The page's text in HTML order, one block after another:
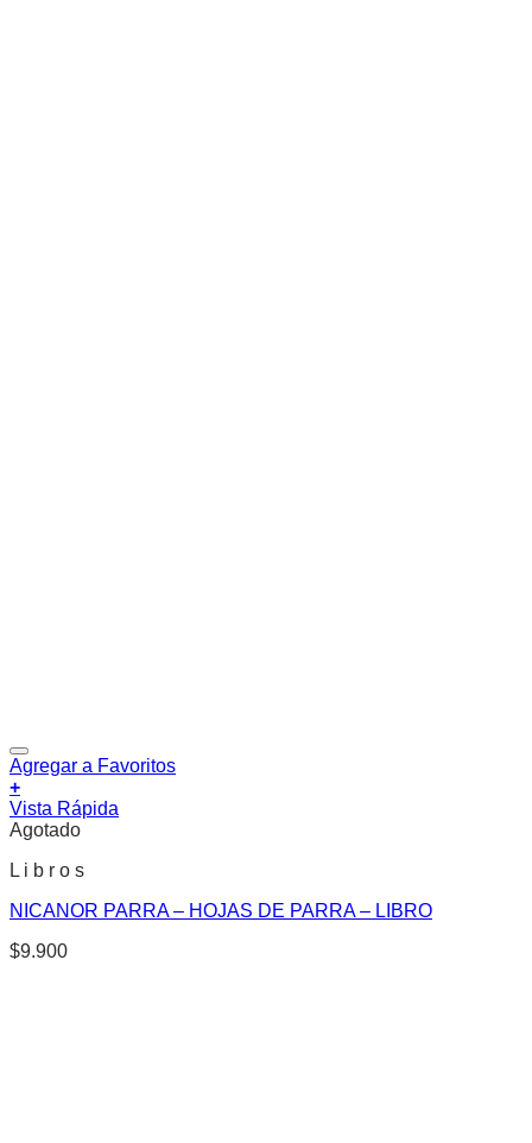
Agregar a Favoritos
+
Vista Rápida
Agotado
L i b r o s
NICANOR PARRA – HOJAS DE PARRA – LIBRO
$9.900